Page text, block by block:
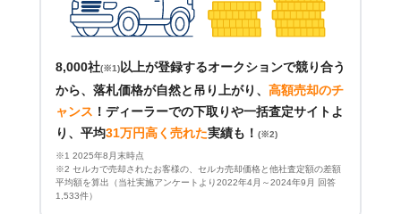
8,000社(※1) 以上が登録するオークションで競り合う
から、落札価格が自然と吊り上がり、 高額売却のチ
ャンス ！ ディーラーでの下取りや一括査定サイトよ
り、平均31万円高く売れた実績も！ (※2)
※1 2025年8月末時点
※2 セルカで売却されたお客様の、セルカ売却価格と他社査定額の差額
平均額を算出（当社実施アンケートより2022年4月～2024年9月 回答
1,533件）